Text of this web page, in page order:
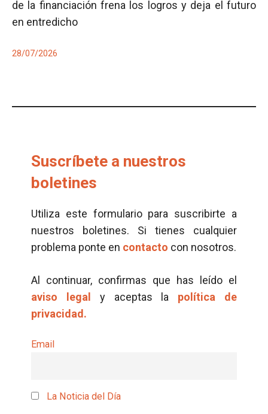
de la financiación frena los logros y deja el futuro
en entredicho
28/07/2026
Suscríbete a nuestros
boletines
Utiliza este formulario para suscribirte a
nuestros boletines. Si tienes cualquier
problema ponte en contacto con nosotros.
Al continuar, confirmas que has leído el
aviso legal
y aceptas la política de
privacidad.
Email
La Noticia del Día